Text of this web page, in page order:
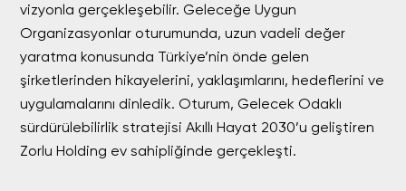
vizyonla gerçekleşebilir. Geleceğe Uygun
Organizasyonlar oturumunda, uzun vadeli değer
yaratma konusunda Türkiye’nin önde gelen
şirketlerinden hikayelerini, yaklaşımlarını, hedeflerini ve
uygulamalarını dinledik. Oturum, Gelecek Odaklı
sürdürülebilirlik stratejisi Akıllı Hayat 2030’u geliştiren
Zorlu Holding ev sahipliğinde gerçekleşti.